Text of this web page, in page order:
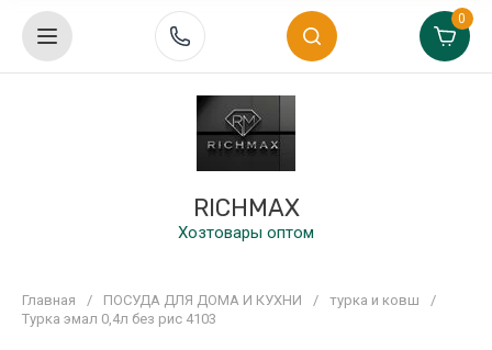
RICHMAX
Хозтовары оптом
0
Главная / ПОСУДА ДЛЯ ДОМА И КУХНИ / турка и ковш
/
Турка эмал 0,4л без рис 4103